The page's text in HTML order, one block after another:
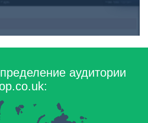
аудитории